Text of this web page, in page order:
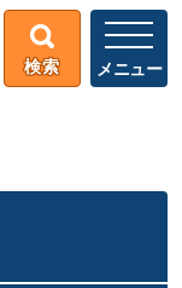
検索 メニュー